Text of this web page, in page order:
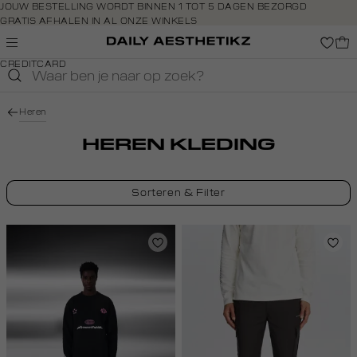
Navigeer
direct naar
de
Open de
direct
JOUW BESTELLING WORDT BINNEN 1 TOT 5 DAGEN BEZORGD
GRATIS AFHALEN IN AL ONZE WINKELS
GRATIS RETOURNEREN BINNEN 14 DAGEN IN DE WINKEL
BETAAL ZOALS JIJ WILT: O.A. BANCONTACT, RIVERTY, APPLE PAY &
CREDITCARD
Heren
HEREN KLEDING
Sorteren & Filter